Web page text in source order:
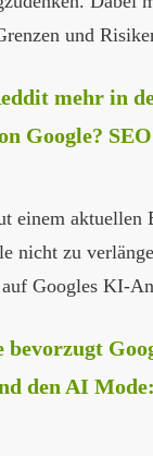
und
mehr in
Google?
einem aktuellen
nicht zu
Googles KI-
bevorzugt
den AI